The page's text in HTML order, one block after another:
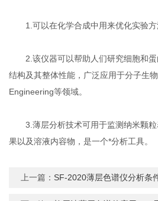
1.可以在化学合成中用来优化实验方
2.该仪器可以帮助人们研究细胞和蛋
结构及其整体性能，广泛应用于分子生
Engineering等领域。
3.薄层分析技术可用于监测纳米颗粒
果以及溶液内容物，是一个*分析工具。
上一篇： SF-2020薄层色谱仪分析条